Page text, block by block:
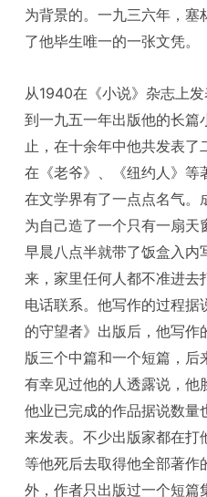
为背景的。一九三六年，
了他毕生唯一的一张文凭。
从1940在《小说》杂志上
到一九五一年出版他的长篇
止，在十余年中他共发表
在《老爷》、《纽约人》
在文学界有了一点点名气
为自己造了一个只有一扇天
早晨八点半就带了饭盒入内
来，家里任何人都不准进去
电话联系。他写作的过程据
的守望者》出版后，他写作
版三个中篇和一个短篇，
有幸见过他的人透露说，他
他业已完成的作品据说数量
来发表。不少出版家都在
等他死后去取得他全部著作
外，作者只出版过一个短